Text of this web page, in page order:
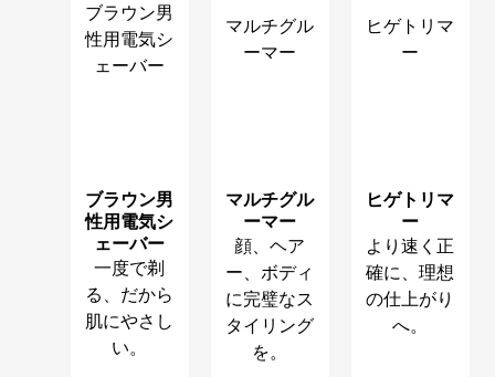
ブラウン男
性用電気シ
ェーバー
ブラウン男
性用電気シ
ェーバー
一度で剃
る、だから
肌にやさし
い。
マルチグル
ーマー
マルチグル
ーマー
顔、ヘア
ー、ボディ
に完璧なス
タイリング
を。
ヒゲトリマ
ー
ヒゲトリマ
ー
より速く正
確に、理想
の仕上がり
へ。